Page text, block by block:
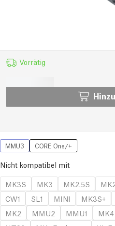
Vorrätig
MMU3 CORE One/+
Nicht kompatibel mit
MK3S
MK3 MK2.5S
CW1
SL1 MINI MK3S+
MK2
MMU2 MMU1 MK4